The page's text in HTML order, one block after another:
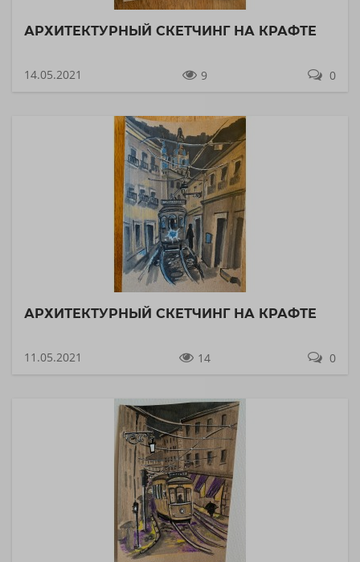
АРХИТЕКТУРНЫЙ СКЕТЧИНГ НА КРАФТЕ
14.05.2021 9 0
АРХИТЕКТУРНЫЙ СКЕТЧИНГ НА КРАФТЕ
11.05.2021 14 0